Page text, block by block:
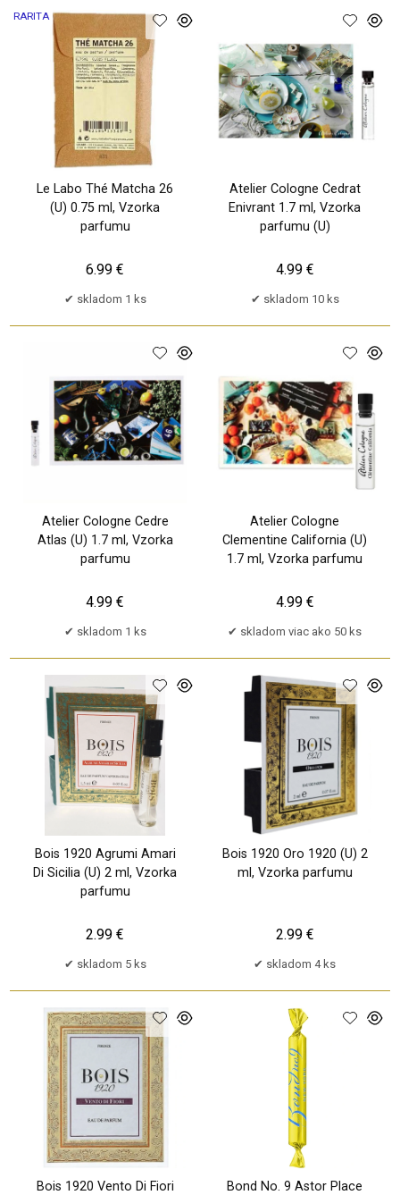
Le Labo Thé Matcha 26
(U) 0.75 ml, Vzorka
parfumu
RARITA
skladom 1 ks
6.99 €
Atelier Cologne Cedrat
Enivrant 1.7 ml, Vzorka
parfumu (U)
skladom 10 ks
4.99 €
Atelier Cologne Cedre
Atlas (U) 1.7 ml, Vzorka
parfumu
skladom 1 ks
4.99 €
Atelier Cologne
Clementine California (U)
1.7 ml, Vzorka parfumu
skladom viac ako 50 ks
4.99 €
Bois 1920 Agrumi Amari
Di Sicilia (U) 2 ml, Vzorka
parfumu
skladom 5 ks
2.99 €
Bois 1920 Oro 1920 (U) 2
ml, Vzorka parfumu
skladom 4 ks
2.99 €
Bois 1920 Vento Di Fiori
Bond No. 9 Astor Place